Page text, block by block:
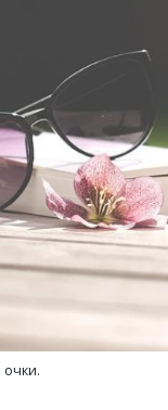
Тихая
ИЖС
не